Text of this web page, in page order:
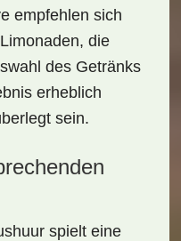
empfehlen sich
, die
des Getränks
erheblich
sein.
spielt eine